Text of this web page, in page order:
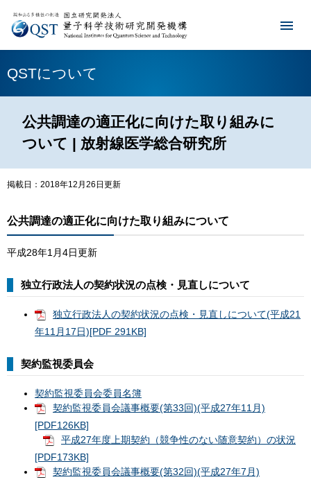
QSTについて
公共調達の適正化に向けた取り組みに
ついて | 放射線医学総合研究所
掲載日：2018年12月26日更新
公共調達の適正化に向けた取り組みについて
平成28年1月4日更新
独立行政法人の契約状況の点検・見直しについて
独立行政法人の契約状況の点検・見直しについて(平成21
年11月17日)[PDF 291KB]
契約監視委員会
契約監視委員会委員名簿
契約監視委員会議事概要(第33回)(平成27年11月)
[PDF126KB]
平成27年度上期契約（競争性のない随意契約）の状況
[PDF173KB]
契約監視委員会議事概要(第32回)(平成27年7月)